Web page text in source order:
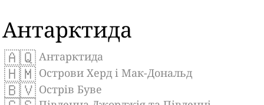
Антарктида
🇦🇶 Антарктида
🇭🇲 Острови Херд і Мак-Дональд
🇧🇻 Острів Буве